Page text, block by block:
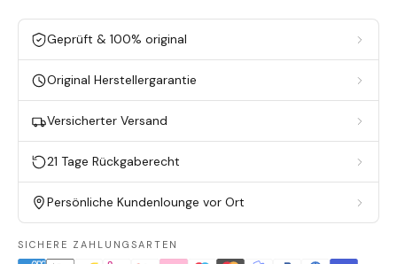
Geprüft & 100% original
Original Herstellergarantie
Versicherter Versand
21 Tage Rückgaberecht
Persönliche Kundenlounge vor Ort
SICHERE ZAHLUNGSARTEN